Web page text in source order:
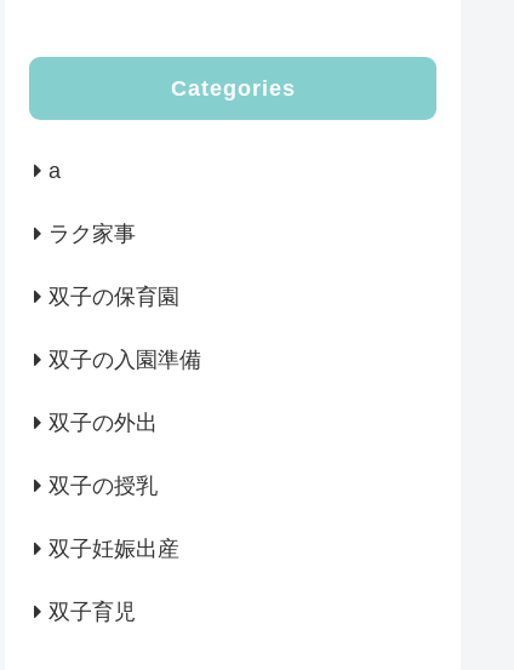
Categories
a
ラク家事
双子の保育園
双子の入園準備
双子の外出
双子の授乳
双子妊娠出産
双子育児